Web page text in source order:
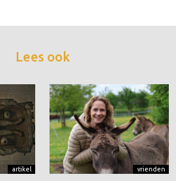
Lees ook
artikel vrienden